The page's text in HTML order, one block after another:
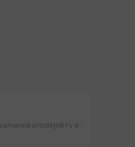
prodejně i v e-